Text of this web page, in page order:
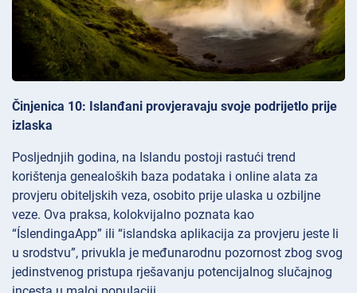
Činjenica 10: Islanđani provjeravaju svoje podrijetlo prije
izlaska
Posljednjih godina, na Islandu postoji rastući trend
korištenja genealoških baza podataka i online alata za
provjeru obiteljskih veza, osobito prije ulaska u ozbiljne
veze. Ova praksa, kolokvijalno poznata kao
“ÍslendingaApp” ili “islandska aplikacija za provjeru jeste li
u srodstvu”, privukla je međunarodnu pozornost zbog svog
jedinstvenog pristupa rješavanju potencijalnog slučajnog